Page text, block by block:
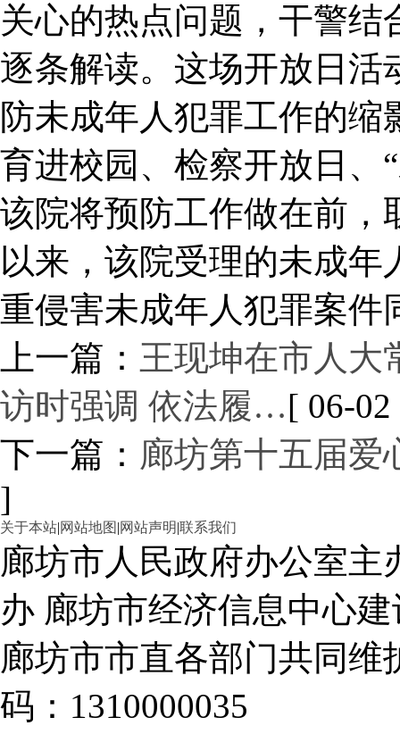
关心的热点问题，干警
逐条解读。这场开放日活
防未成年人犯罪工作的
育进校园、检察开放日、
该院将预防工作做在前，
以来，该院受理的未成年
重侵害未成年人犯罪案件
上一篇： 王现坤在市人大
访时强调 依法履…[ 06-
下一篇： 廊坊第十五届爱
]
关于本站|网站地图 |网站声明|联系我们
廊坊市人民政府办公室
办 廊坊市经济信息中心建
廊坊市市直各部门共同
码：1310000035